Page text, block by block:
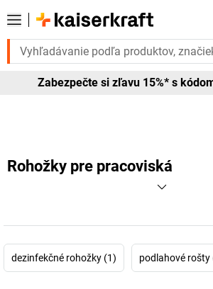
to urgentne? Vybrané bestsellery
Zabezpečte si zľavu 15%* s
Rohožky pre pracoviská
dezinfekčné rohožky (1) podlahové rošty